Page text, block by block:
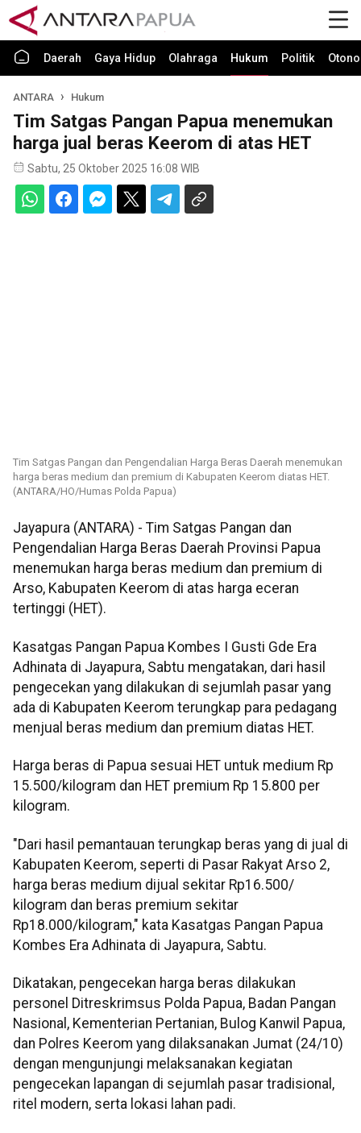
Daerah Gaya Hidup Olahraga Hukum Politik
ANTARA Hukum
Tim Satgas Pangan Papua menemukan
harga jual beras Keerom di atas HET
Sabtu, 25 Oktober 2025 16:08 WIB
Tim Satgas Pangan dan Pengendalian Harga Beras Daerah menemukan
harga beras medium dan premium di Kabupaten Keerom diatas HET.
(ANTARA/HO/Humas Polda Papua)
Jayapura (ANTARA) - Tim Satgas Pangan dan
Pengendalian Harga Beras Daerah Provinsi Papua
menemukan harga beras medium dan premium di
Arso, Kabupaten Keerom di atas harga eceran
tertinggi (HET).
Kasatgas Pangan Papua Kombes I Gusti Gde Era
Adhinata di Jayapura, Sabtu mengatakan, dari hasil
pengecekan yang dilakukan di sejumlah pasar yang
ada di Kabupaten Keerom terungkap para pedagang
menjual beras medium dan premium diatas HET.
Harga beras di Papua sesuai HET untuk medium Rp
15.500/kilogram dan HET premium Rp 15.800 per
kilogram.
"Dari hasil pemantauan terungkap beras yang di jual di
Kabupaten Keerom, seperti di Pasar Rakyat Arso 2,
harga beras medium dijual sekitar Rp16.500/
kilogram dan beras premium sekitar
Rp18.000/kilogram," kata Kasatgas Pangan Papua
Kombes Era Adhinata di Jayapura, Sabtu.
Dikatakan, pengecekan harga beras dilakukan
personel Ditreskrimsus Polda Papua, Badan Pangan
Nasional, Kementerian Pertanian, Bulog Kanwil Papua,
dan Polres Keerom yang dilaksanakan Jumat (24/10)
dengan mengunjungi melaksanakan kegiatan
pengecekan lapangan di sejumlah pasar tradisional,
ritel modern, serta lokasi lahan padi.